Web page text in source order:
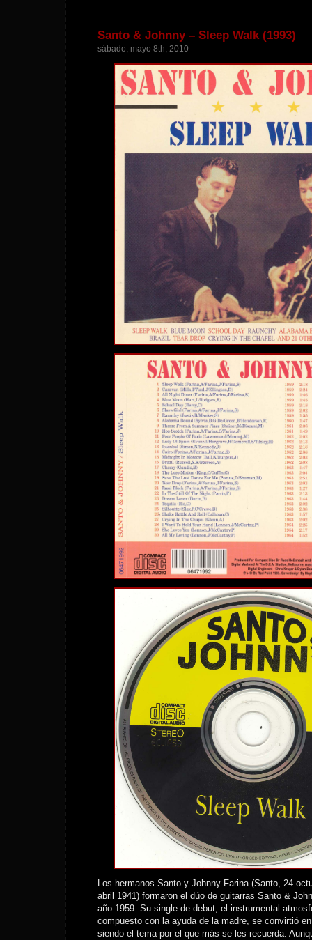
Santo & Johnny – Sleep Walk (1993)
sábado, mayo 8th, 2010
Los hermanos Santo y Johnny Farina (Santo, 24
abril 1941) formaron el dúo de guitarras Santo &
año 1959. Su single de debut, el instrumental
compuesto con la ayuda de la madre, se convirtió
siendo el tema por el que más se les recuerda.